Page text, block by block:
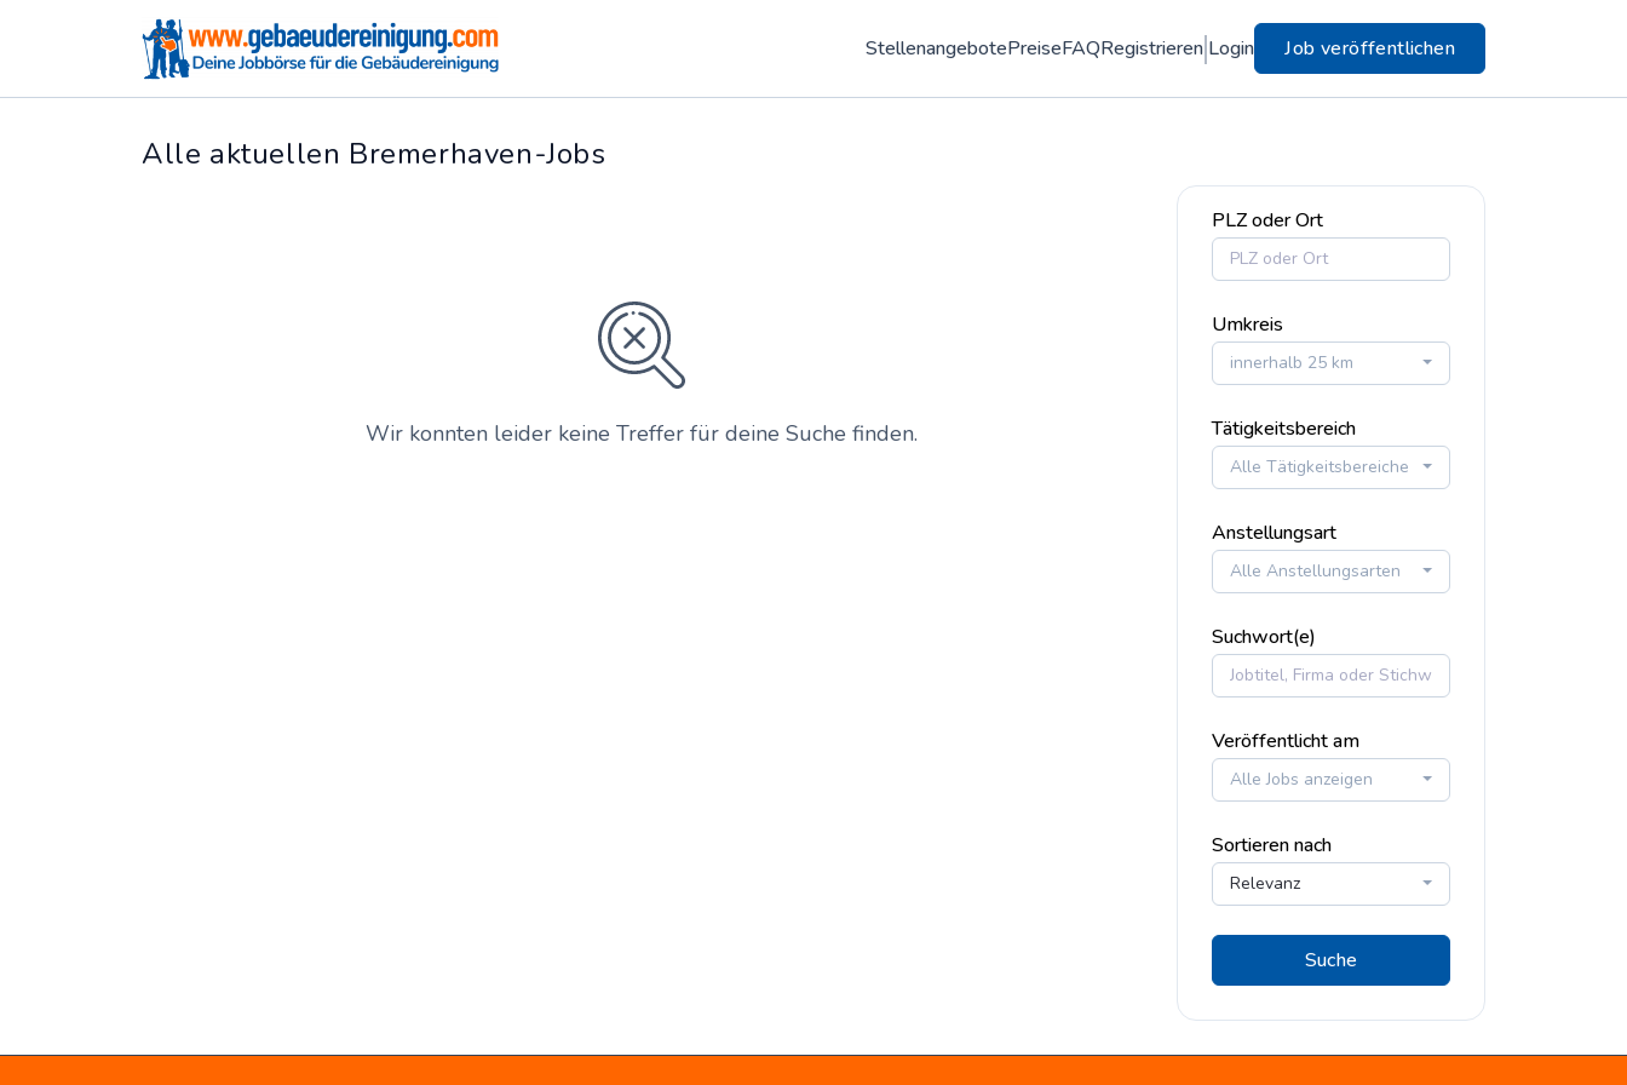
StellenangebotePreiseFAQRegistrieren Login Job veröffentlichen
Alle aktuellen Bremerhaven-Jobs
Wir konnten leider keine Treffer für deine Suche finden.
PLZ oder Ort
Umkreis
innerhalb 25 km
Tätigkeitsbereich
Alle Tätigkeitsbereiche
Anstellungsart
Alle Anstellungsarten
Suchwort(e)
Veröffentlicht am
Alle Jobs anzeigen
Sortieren nach
Relevanz
Suche